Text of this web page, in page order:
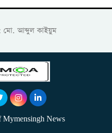
মো. আব্দুল কাইয়ুম
News